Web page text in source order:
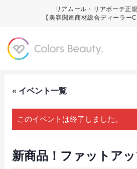
リアムール・リアボーテ正
【美容関連商材総合ディーラー
« イベント一覧
このイベントは終了しました。
新商品！ファットア